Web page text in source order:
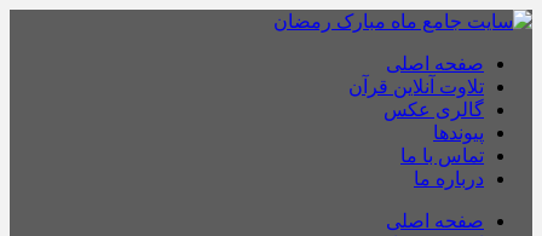
صفحه اصلی
تلاوت آنلاین قرآن
گالری عکس
پیوندها
تماس با ما
درباره ما
صفحه اصلی